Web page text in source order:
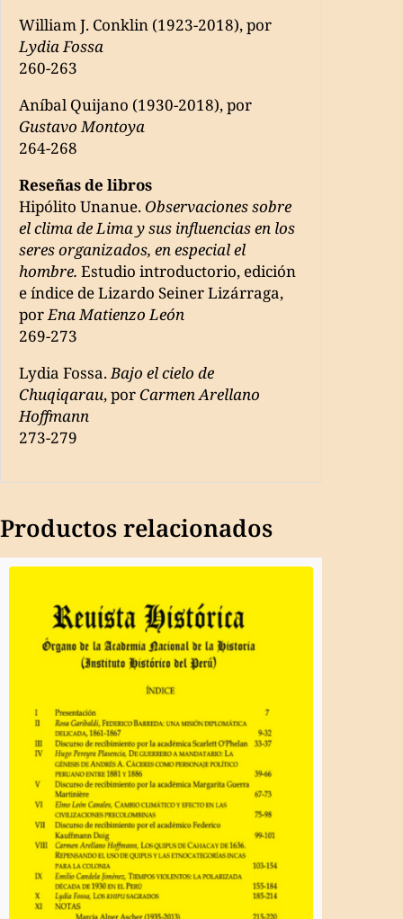
William J. Conklin (1923-2018), por
Lydia Fossa
260-263
Aníbal Quijano (1930-2018), por
Gustavo Montoya
264-268
Reseñas de libros
Hipólito Unanue. Observaciones sobre
el clima de Lima y sus influencias en los
seres organizados, en especial el
hombre. Estudio introductorio, edición
e índice de Lizardo Seiner Lizárraga,
porEna Matienzo León
269-273
Lydia Fossa.Bajo el cielo de
Chuqiqarau, por Carmen Arellano
Hoffmann
273-279
Productos relacionados